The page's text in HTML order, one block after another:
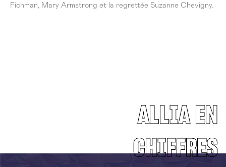
Fichman, Mary Armstrong et la regrettée Suzanne Chevigny.
ALLIA EN
CHIFFRES